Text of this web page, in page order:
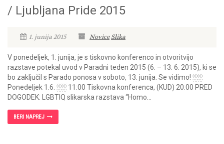
/ Ljubljana Pride 2015
1. junija 2015 Novice Slika
V ponedeljek, 1. junija, je s tiskovno konferenco in otvoritvijo
razstave potekal uvod v Paradni teden 2015 (6. – 13. 6. 2015), ki se
bo zaključil s Parado ponosa v soboto, 13. junija. Se vidimo! ░░
Ponedeljek 1.6. ░░ 11:00 Tiskovna konferenca, (KUD) 20:00 PRED
DOGODEK: LGBTIQ slikarska razstava “Homo...
BERI NAPREJ